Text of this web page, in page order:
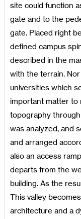
site could function
gate and to the
gate. Placed right
defined campus
described in the
with the terrain.
universities which
important matter
topography
was analyzed, and
and arranged
also an access
departs from the
building. As the
This valley
architecture and a